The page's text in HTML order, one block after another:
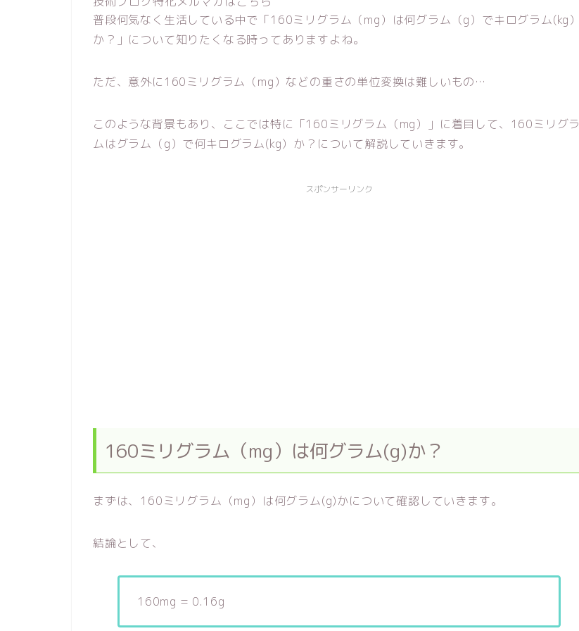
普段何気なく生活している中で「160ミリグラム（mg）は何グラム（g）でキログラム(kg）
か？」について知りたくなる時ってありますよね。
ただ、意外に160ミリグラム（mg）などの重さの単位変換は難しいもの…
このような背景もあり、ここでは特に「160ミリグラム（mg）」に着目して、160ミリグラ
ムはグラム（g）で何キログラム(kg）か？について解説していきます。
スポンサーリンク
160ミリグラム（mg）は何グラム(g)か？
まずは、160ミリグラム（mg）は何グラム(g)かについて確認していきます。
結論として、
160mg = 0.16g